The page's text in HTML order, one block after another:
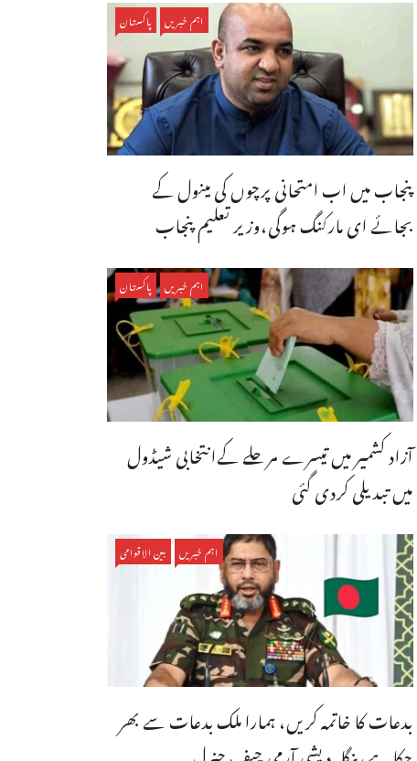
اہم خبریں پاکستان
پنجاب میں اب امتحانی پرچوں کی مینول کے
بجائے ای مارکنگ ہوگی،وزیر تعلیم پنجاب
اہم خبریں پاکستان
آزاد کشمیر میں تیسرے مرحلے کےانتخابی شیڈول
میں تبدیلی کردی گئی
اہم خبریں بین الاقوامی
بدعات کا خاتمہ کریں، ہمارا ملک بدعات سے بھر